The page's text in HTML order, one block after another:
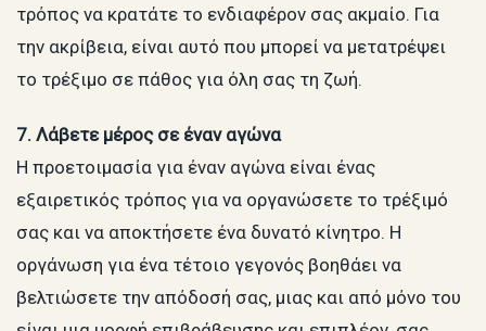
τρόπος να κρατάτε το ενδιαφέρον σας ακμαίο. Για
την ακρίβεια, είναι αυτό που μπορεί να μετατρέψει
το τρέξιμο σε πάθος για όλη σας τη ζωή.
7. Λάβετε μέρος σε έναν αγώνα
Η προετοιμασία για έναν αγώνα είναι ένας
εξαιρετικός τρόπος για να οργανώσετε το τρέξιμό
σας και να αποκτήσετε ένα δυνατό κίνητρο. Η
οργάνωση για ένα τέτοιο γεγονός βοηθάει να
βελτιώσετε την απόδοσή σας, μιας και από μόνο του